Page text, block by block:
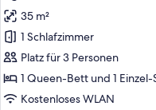
für
Signature
Familienzimmer
Lamee
anzeigen
35 m²
1 Schlafzimmer
Platz für 3 Personen
1 Queen-Bett und 1
Kostenloses WLAN